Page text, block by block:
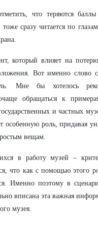
что теряются
тоже сразу читается по
который влияет на
Вот именно слово
Мне бы хотелось
обращаться к
и частных
особенную роль, придавая
вещам.
в работу музей –
что как с помощью этого
Именно поэтому в
вписана эта важная
музея.